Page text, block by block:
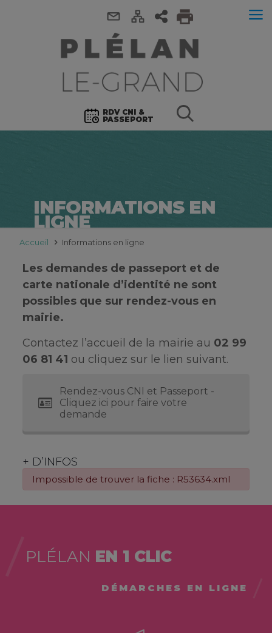
RDV CNI &
PASSEPORT
INFORMATIONS EN
LIGNE
Accueil Informations en ligne
Les demandes de passeport et de
carte nationale d’identité ne sont
possibles que sur rendez-vous en
mairie.
Contactez l’accueil de la mairie au 02 99
06 81 41 ou cliquez sur le lien suivant.
Rendez-vous CNI et Passeport -
Cliquez ici pour faire votre
demande
+ D’INFOS
Impossible de trouver la fiche : R53634.xml
PLÉLAN EN 1 CLIC
DÉMARCHES EN LIGNE